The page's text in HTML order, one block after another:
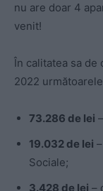
nu are doar 4
venit!
În calitatea sa de
2022 următoarele
73.286 de lei
19.032 de lei
Sociale;
3.428 de lei –